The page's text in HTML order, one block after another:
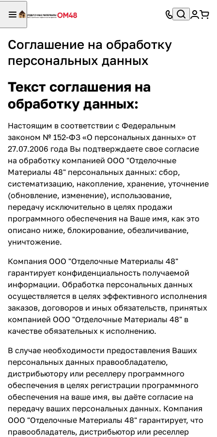
Соглашение на обработку
персональных данных
Текст соглашения на
обработку данных:
Настоящим в соответствии с Федеральным
законом № 152-ФЗ «О персональных данных» от
27.07.2006 года Вы подтверждаете свое согласие
на обработку компанией ООО "Отделочные
Материалы 48" персональных данных: сбор,
систематизацию, накопление, хранение, уточнение
(обновление, изменение), использование,
передачу исключительно в целях продажи
программного обеспечения на Ваше имя, как это
описано ниже, блокирование, обезличивание,
уничтожение.
Компания ООО "Отделочные Материалы 48"
гарантирует конфиденциальность получаемой
информации. Обработка персональных данных
осуществляется в целях эффективного исполнения
заказов, договоров и иных обязательств, принятых
компанией ООО "Отделочные Материалы 48" в
качестве обязательных к исполнению.
В случае необходимости предоставления Ваших
персональных данных правообладателю,
дистрибьютору или реселлеру программного
обеспечения в целях регистрации программного
обеспечения на ваше имя, вы даёте согласие на
передачу ваших персональных данных. Компания
ООО "Отделочные Материалы 48" гарантирует, что
правообладатель, дистрибьютор или реселлер